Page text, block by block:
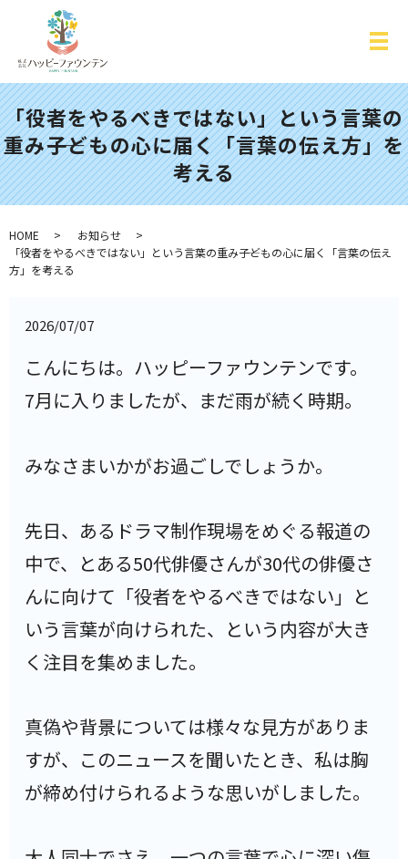
「役者をやるべきではない」という言葉の
重み――子どもの心に届く「言葉の伝え方」を
考える
HOME
お知らせ
「役者をやるべきではない」という言葉の重み――子どもの心に届く「言葉の伝え
方」を考える
2026/07/07
こんにちは。ハッピーファウンテンです。
7月に入りましたが、まだ雨が続く時期。
みなさまいかがお過ごしでしょうか。
先日、あるドラマ制作現場をめぐる報道の
中で、とある50代俳優さんが30代の俳優さ
んに向けて「役者をやるべきではない」と
いう言葉が向けられた、という内容が大き
く注目を集めました。
真偽や背景については様々な見方がありま
すが、このニュースを聞いたとき、私は胸
が締め付けられるような思いがしました。